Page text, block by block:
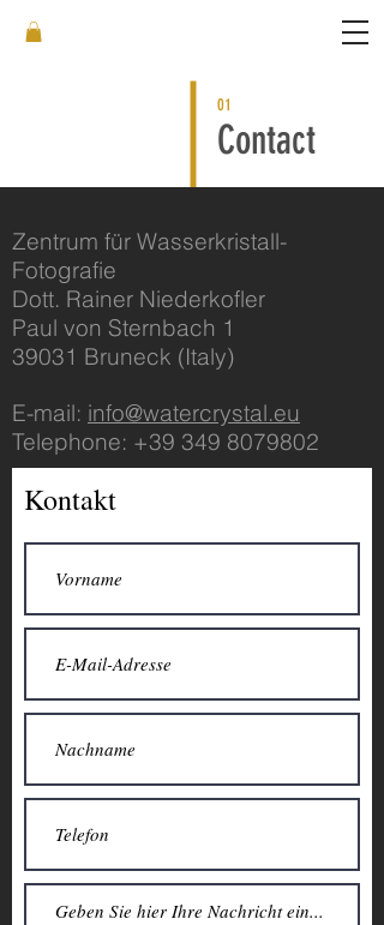
01
Contact
Zentrum für Wasserkristall-
Fotografie
Dott. Rainer Niederkofler
Paul von Sternbach 1
39031 Bruneck (Italy)
E-mail: info@watercrystal.eu
Telephone: +39 349 8079802
Kontakt